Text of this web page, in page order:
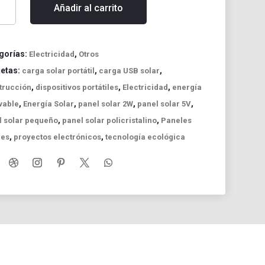
Añadir al carrito
Electricidad , Otros
carga solar portátil , carga USB solar,
, dispositivos portátiles, Electricidad , energía
, Energía Solar, panel solar 2W, panel solar 5V,
solar pequeño, panel solar policristalino, Paneles
, proyectos electrónicos, tecnología ecológica